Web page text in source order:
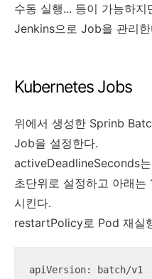
수동 실행... 등이 가능하
Jenkins으로 Job을 관리한
Kubernetes Jobs
위에서 생성한 Sprinb
Job을 설정한다.
activeDeadlineSeconds
초단위로 설정하고 아래
시킨다.
restartPolicy로 Pod 재실